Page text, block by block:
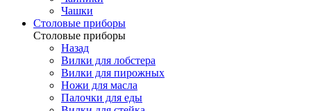
Чашки
Cтоловые приборы
Cтоловые приборы
Назад
Вилки для лобстера
Вилки для пирожных
Ножи для масла
Палочки для еды